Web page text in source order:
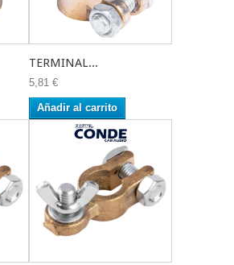
TERMINAL...
5,81 €
Añadir al carrito